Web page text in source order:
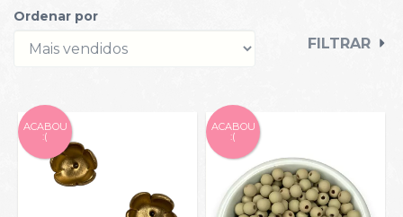
Ordenar por
FILTRAR
ACABOU
:(
ACABOU
:(